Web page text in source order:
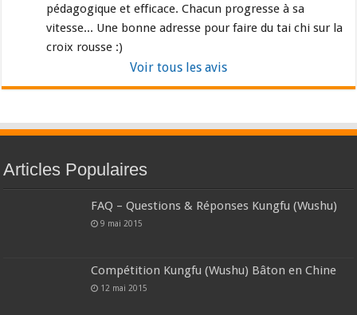
pédagogique et efficace. Chacun progresse à sa
vitesse... Une bonne adresse pour faire du tai chi sur la
croix rousse :)
Voir tous les avis
Articles Populaires
FAQ – Questions & Réponses Kungfu (Wushu)
9 mai 2015
Compétition Kungfu (Wushu) Bâton en Chine
12 mai 2015